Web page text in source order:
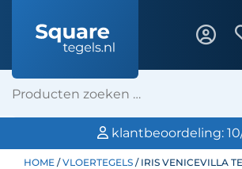
klantbeoordeling:
HOME /VLOERTEGELS / IRIS VENICEVILLA